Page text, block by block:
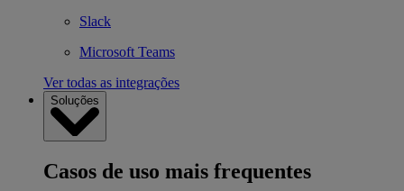
Slack
Microsoft Teams
Ver todas as integrações
Soluções
Casos de uso mais frequentes